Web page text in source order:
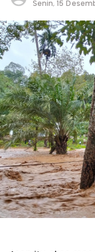
Senin, 15